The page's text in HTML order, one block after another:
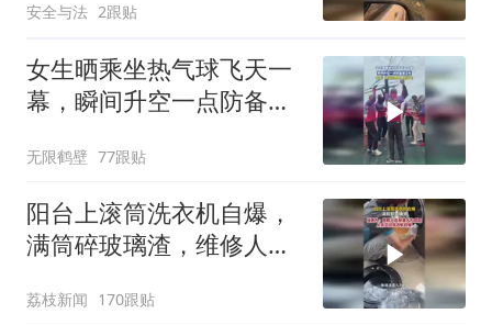
安全与法 2跟贴
女生晒乘坐热气球飞天一
幕，瞬间升空一点防备都
无限鹤壁 77跟贴
阳台上滚筒洗衣机自爆，
满筒碎玻璃渣，维修人员
洗衣机自爆
荔枝新闻 170跟贴